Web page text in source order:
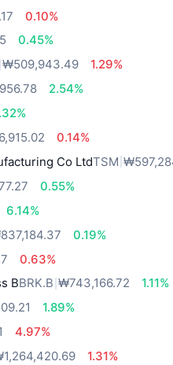
0.10%
0.45%
₩509,943.49
1.29%
2.54%
0.14%
Co LtdTSM
0.55%
6.14%
0.19%
0.63%
BBRK.B ₩743,166.72
1.11%
1.89%
4.97%
1.31%